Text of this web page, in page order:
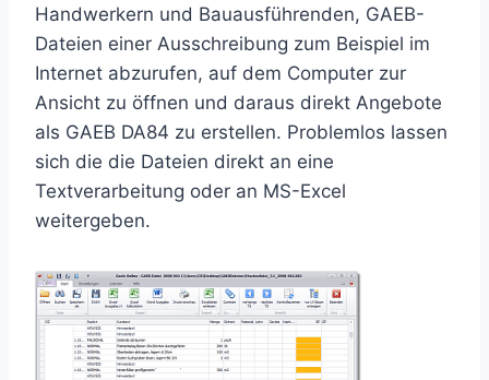
Handwerkern und Bauausführenden, GAEB-
Dateien einer Ausschreibung zum Beispiel im
Internet abzurufen, auf dem Computer zur
Ansicht zu öffnen und daraus direkt Angebote
als GAEB DA84 zu erstellen. Problemlos lassen
sich die die Dateien direkt an eine
Textverarbeitung oder an MS-Excel
weitergeben.